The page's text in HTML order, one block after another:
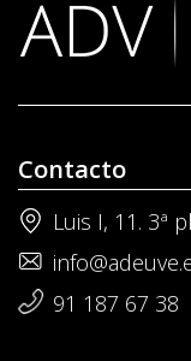
Contacto
Luis I, 11. 3ª
91 187 67 38